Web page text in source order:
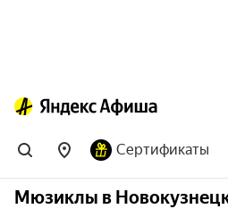
Сертификаты
Мюзиклы в